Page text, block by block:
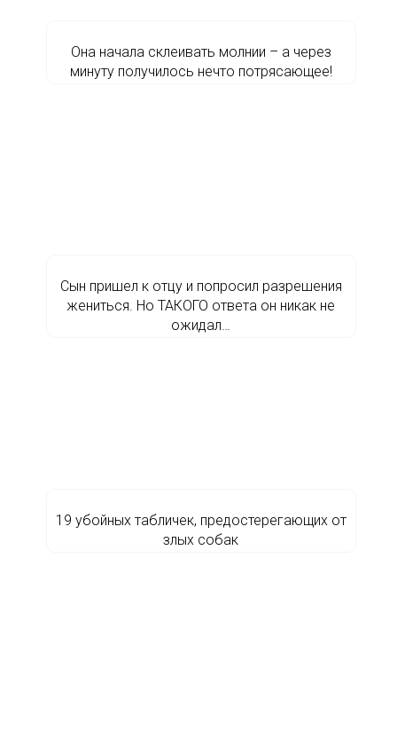
Она начала склеивать молнии – а через
минуту получилось нечто потрясающее!
Сын пришел к отцу и попросил разрешения
жениться. Но ТАКОГО ответа он никак не
ожидал…
19 убойных табличек, предостерегающих от
злых собак